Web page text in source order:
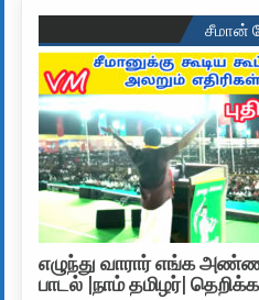
சீமான்
எழுந்து வாரார் எங்க
பாடல் |நாம் தமிழர்|